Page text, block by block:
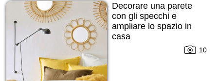
Decorare una parete
con gli specchi e
ampliare lo spazio in
casa
10